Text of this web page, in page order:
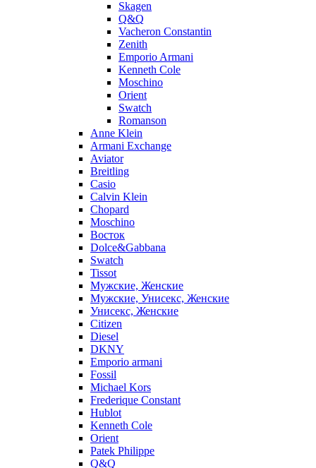
Skagen
Q&Q
Vacheron Constantin
Zenith
Emporio Armani
Kenneth Cole
Moschino
Orient
Swatch
Romanson
Anne Klein
Armani Exchange
Aviator
Breitling
Casio
Calvin Klein
Chopard
Moschino
Восток
Dolce&Gabbana
Swatch
Tissot
Мужские, Женские
Мужские, Унисекс, Женские
Унисекс, Женские
Citizen
Diesel
DKNY
Emporio armani
Fossil
Michael Kors
Frederique Constant
Hublot
Kenneth Cole
Orient
Patek Philippe
Q&Q